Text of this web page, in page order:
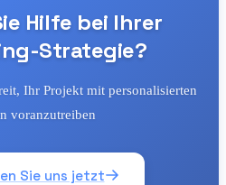
Hilfe bei Ihrer
Strategie?
Ihr Projekt mit personalisierten
voranzutreiben
Sie uns jetzt